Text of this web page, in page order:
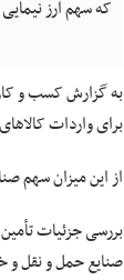
که سهم ارز نیمایی ۱۶ میلیارد و ۵۳۷ میلیون دلار بوده است.
برای واردات
از این میزان سهم صنایع ۲۳ میلیارد و ۳۲۵ میلیون